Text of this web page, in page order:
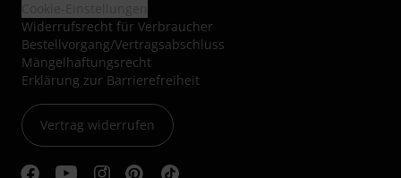
Widerrufsrecht für Verbraucher
Bestellvorgang/Vertragsabschluss
Mängelhaftungsrecht
Erklärung zur Barrierefreiheit
Vertrag widerrufen